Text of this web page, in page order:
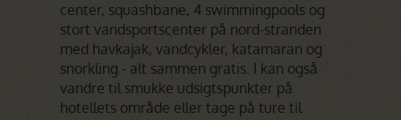
center, squashbane, 4 swimmingpools og
stort vandsportscenter på nord-stranden
med havkajak, vandcykler, katamaran og
snorkling - alt sammen gratis. I kan også
vandre til smukke udsigtspunkter på
hotellets område eller tage på ture til